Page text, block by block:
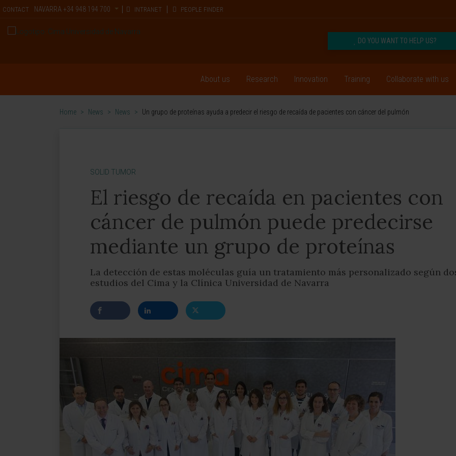
CONTACT NAVARRA +34 948 194 700 INTRANET PEOPLE FINDER
DO YOU WANT TO HELP US?
About us Research Innovation Training Collaborate with us
Home > News > News > Un grupo de proteínas ayuda a predecir el riesgo de recaída de pacientes con cáncer del pulmón
SOLID TUMOR
El riesgo de recaída en pacientes con
cáncer de pulmón puede predecirse
mediante un grupo de proteínas
La detección de estas moléculas guía un tratamiento más personalizado según
estudios del Cima y la Clínica Universidad de Navarra